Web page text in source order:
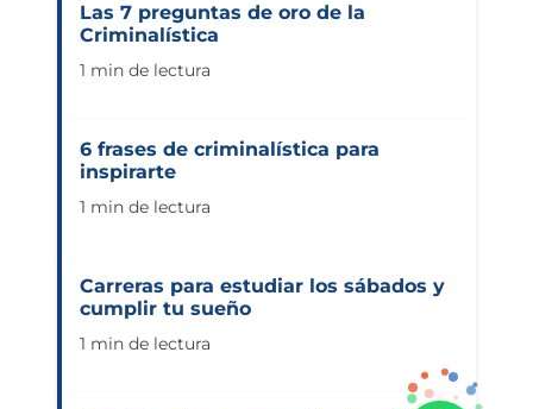
Las 7 preguntas de oro de la
Criminalística
1 min de lectura
6 frases de criminalística para
inspirarte
1 min de lectura
Carreras para estudiar los sábados y
cumplir tu sueño
1 min de lectura